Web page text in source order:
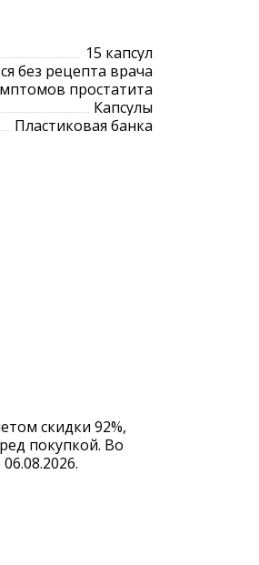
15 капсул
без рецепта врача
простатита
Капсулы
Пластиковая банка
скидки 92%,
покупкой. Во